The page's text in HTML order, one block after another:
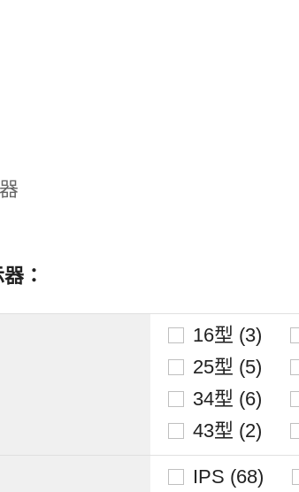
：
16型 (3)
25型 (5)
34型 (6)
43型 (2)
IPS (68)